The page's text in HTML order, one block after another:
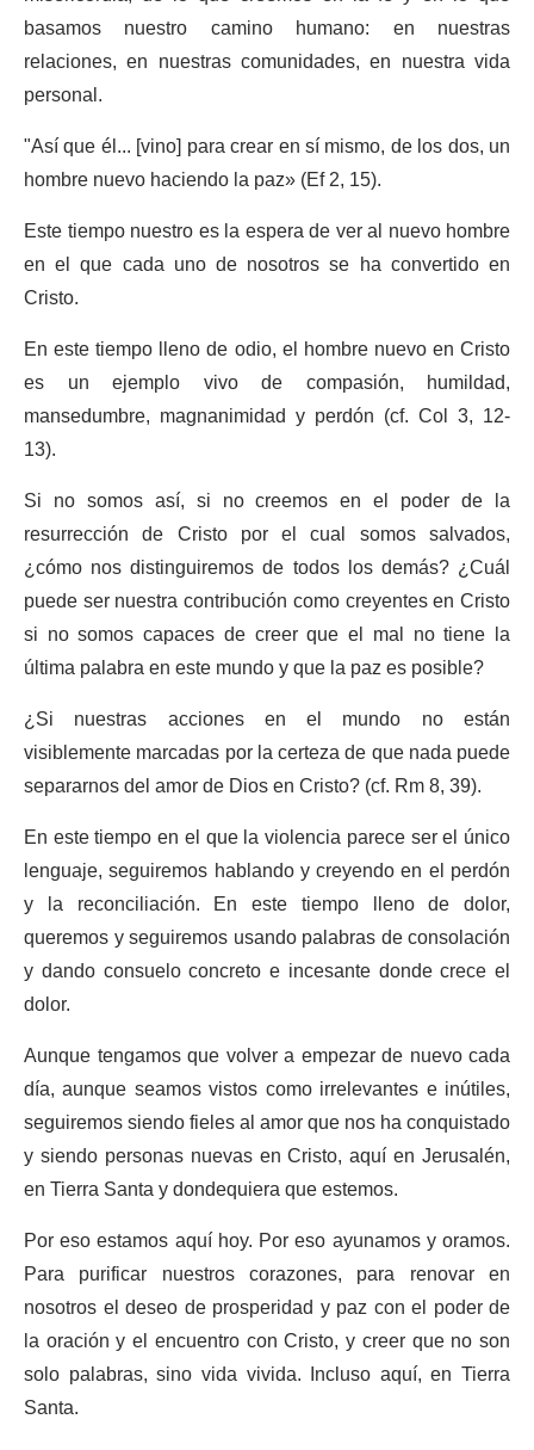
basamos nuestro camino humano: en nuestras
relaciones, en nuestras comunidades, en nuestra vida
personal.
"Así que él... [vino] para crear en sí mismo, de los dos, un
hombre nuevo haciendo la paz» (Ef 2, 15).
Este tiempo nuestro es la espera de ver al nuevo hombre
en el que cada uno de nosotros se ha convertido en
Cristo.
En este tiempo lleno de odio, el hombre nuevo en Cristo
es un ejemplo vivo de compasión, humildad,
mansedumbre, magnanimidad y perdón (cf. Col 3, 12-
13).
Si no somos así, si no creemos en el poder de la
resurrección de Cristo por el cual somos salvados,
¿cómo nos distinguiremos de todos los demás? ¿Cuál
puede ser nuestra contribución como creyentes en Cristo
si no somos capaces de creer que el mal no tiene la
última palabra en este mundo y que la paz es posible?
¿Si nuestras acciones en el mundo no están
visiblemente marcadas por la certeza de que nada puede
separarnos del amor de Dios en Cristo? (cf. Rm 8, 39).
En este tiempo en el que la violencia parece ser el único
lenguaje, seguiremos hablando y creyendo en el perdón
y la reconciliación. En este tiempo lleno de dolor,
queremos y seguiremos usando palabras de consolación
y dando consuelo concreto e incesante donde crece el
dolor.
Aunque tengamos que volver a empezar de nuevo cada
día, aunque seamos vistos como irrelevantes e inútiles,
seguiremos siendo fieles al amor que nos ha conquistado
y siendo personas nuevas en Cristo, aquí en Jerusalén,
en Tierra Santa y dondequiera que estemos.
Por eso estamos aquí hoy. Por eso ayunamos y oramos.
Para purificar nuestros corazones, para renovar en
nosotros el deseo de prosperidad y paz con el poder de
la oración y el encuentro con Cristo, y creer que no son
solo palabras, sino vida vivida. Incluso aquí, en Tierra
Santa.